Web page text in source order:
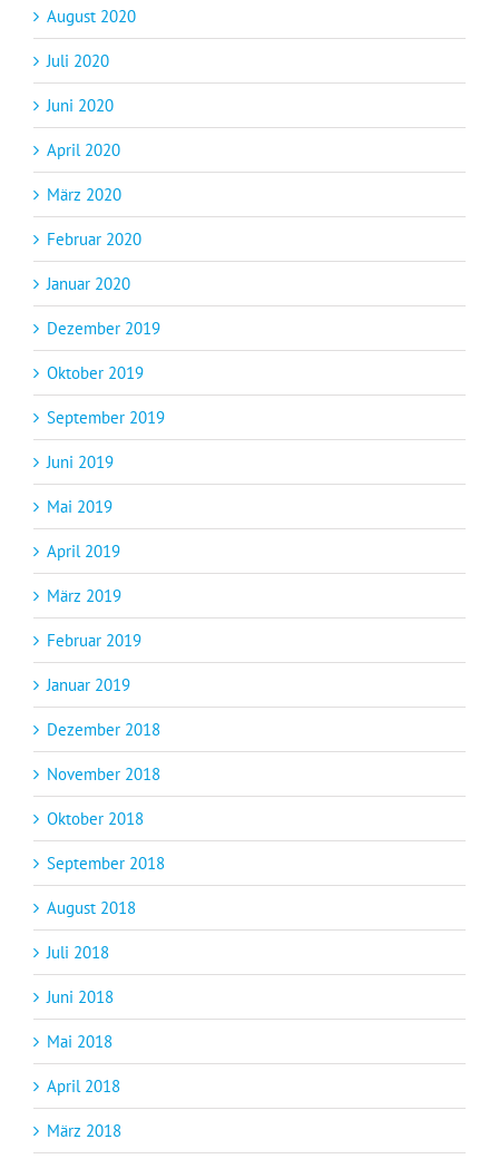
August 2020
Juli 2020
Juni 2020
April 2020
März 2020
Februar 2020
Januar 2020
Dezember 2019
Oktober 2019
September 2019
Juni 2019
Mai 2019
April 2019
März 2019
Februar 2019
Januar 2019
Dezember 2018
November 2018
Oktober 2018
September 2018
August 2018
Juli 2018
Juni 2018
Mai 2018
April 2018
März 2018